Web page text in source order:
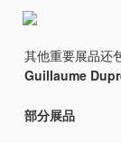
其他重要展品还
Guillaume
部分展品